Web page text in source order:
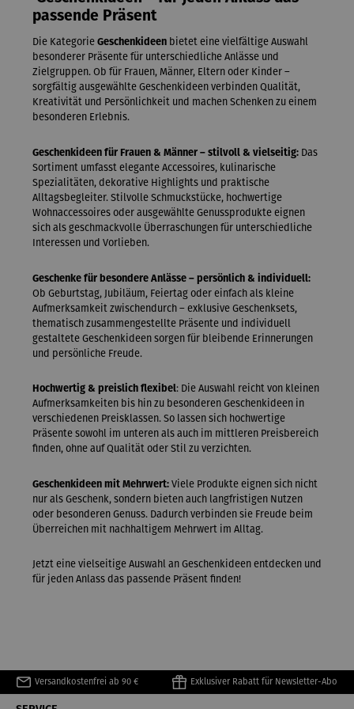
passende Präsent
Die Kategorie Geschenkideen bietet eine vielfältige Auswahl
besonderer Präsente für unterschiedliche Anlässe und
Zielgruppen. Ob für Frauen, Männer, Eltern oder Kinder –
sorgfältig ausgewählte Geschenkideen verbinden Qualität,
Kreativität und Persönlichkeit und machen Schenken zu einem
besonderen Erlebnis.
Geschenkideen für Frauen & Männer – stilvoll & vielseitig: Das
Sortiment umfasst elegante Accessoires, kulinarische
Spezialitäten, dekorative Highlights und praktische
Alltagsbegleiter. Stilvolle Schmuckstücke, hochwertige
Wohnaccessoires oder ausgewählte Genussprodukte eignen
sich als geschmackvolle Überraschungen für unterschiedliche
Interessen und Vorlieben.
Geschenke für besondere Anlässe – persönlich & individuell:
Ob Geburtstag, Jubiläum, Feiertag oder einfach als kleine
Aufmerksamkeit zwischendurch – exklusive Geschenksets,
thematisch zusammengestellte Präsente und individuell
gestaltete Geschenkideen sorgen für bleibende Erinnerungen
und persönliche Freude.
Hochwertig & preislich flexibel: Die Auswahl reicht von kleinen
Aufmerksamkeiten bis hin zu besonderen Geschenkideen in
verschiedenen Preisklassen. So lassen sich hochwertige
Präsente sowohl im unteren als auch im mittleren Preisbereich
finden, ohne auf Qualität oder Stil zu verzichten.
Geschenkideen mit Mehrwert: Viele Produkte eignen sich nicht
nur als Geschenk, sondern bieten auch langfristigen Nutzen
oder besonderen Genuss. Dadurch verbinden sie Freude beim
Überreichen mit nachhaltigem Mehrwert im Alltag.
Jetzt eine vielseitige Auswahl an Geschenkideen entdecken und
für jeden Anlass das passende Präsent finden!
Versandkostenfrei ab 90 € Exklusiver Rabatt für Newsletter-Abo